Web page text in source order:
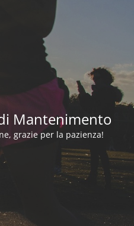
Mantenimento
grazie per la pazienza!